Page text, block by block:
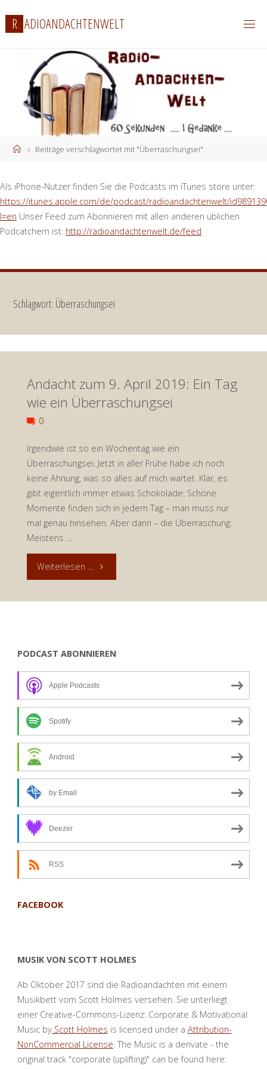
Inhalt
springen
R ADIOANDACHTENWELT
StartBeiträge verschlagwortet mit "Überraschungsei"
Als iPhone-Nutzer finden Sie die Podcasts im iTunes store unter:
https://itunes.apple.com/de/podcast/radioandachtenwelt/
l=en Unser Feed zum Abonnieren mit allen anderen üblichen
Podcatchern ist: http://radioandachtenwelt.de/feed
Schlagwort: Überraschungsei
Andacht zum 9. April 2019: Ein Tag
wie ein Überraschungsei
0
Irgendwie ist so ein Wochentag wie ein
Überraschungsei. Jetzt in aller Frühe habe ich noch
keine Ahnung, was so alles auf mich wartet. Klar, es
gibt eigentlich immer etwas Schokolade: Schöne
Momente finden sich in jedem Tag – man muss nur
mal genau hinsehen. Aber dann – die Überraschung:
Meistens …
Weiterlesen ... "Andacht
2019:
wie
ein
PODCAST ABONNIEREN
Apple Podcasts
Spotify
Android
by Email
Deezer
RSS
FACEBOOK
MUSIK VON SCOTT HOLMES
Ab Oktober 2017 sind die Radioandachten mit einem
Musikbett vom Scott Holmes versehen. Sie unterliegt
einer Creative-Commons-Lizenz: Corporate & Motivational
Music byScott Holmes is licensed under a Attribution-
NonCommercial License. The Music is a derivate - the
original track "corporate (uplifting)" can be found here: